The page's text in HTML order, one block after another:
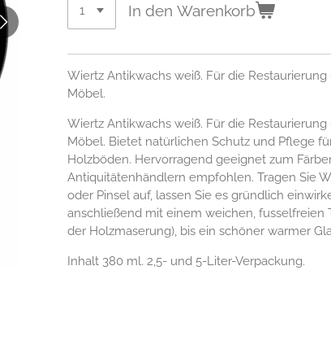
In den Warenkorb
Wiertz Antikwachs weiß. Für die
Möbel.
Wiertz Antikwachs weiß. Für die
Möbel. Bietet natürlichen Schutz und Pflege
Holzböden. Hervorragend geeignet zum
Antiquitätenhändlern empfohlen. Tragen Sie
oder Pinsel auf, lassen Sie es gründlich
anschließend mit einem weichen, fusselfreien
der Holzmaserung), bis ein schöner warmer
Inhalt 380 ml. 2,5- und 5-Liter-Verpackung.